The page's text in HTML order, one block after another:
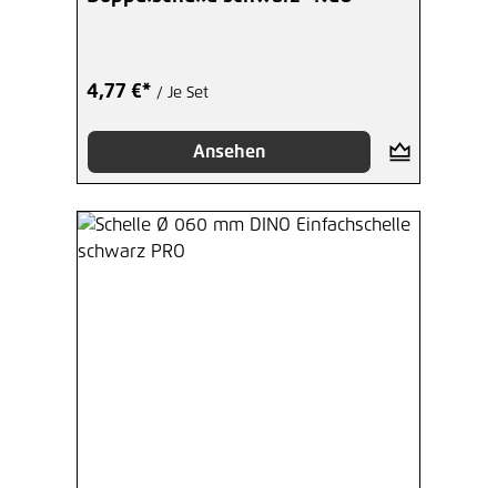
4,77 €* / Je Set
Ansehen